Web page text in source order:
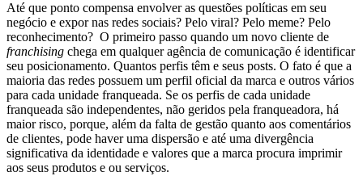
Até que ponto compensa envolver as questões políticas em seu
negócio e expor nas redes sociais? Pelo viral? Pelo meme? Pelo
reconhecimento? O primeiro passo quando um novo cliente de
franchising chega em qualquer agência de comunicação é identificar
seu posicionamento. Quantos perfis têm e seus posts. O fato é que a
maioria das redes possuem um perfil oficial da marca e outros vários
para cada unidade franqueada. Se os perfis de cada unidade
franqueada são independentes, não geridos pela franqueadora, há
maior risco, porque, além da falta de gestão quanto aos comentários
de clientes, pode haver uma dispersão e até uma divergência
significativa da identidade e valores que a marca procura imprimir
aos seus produtos e ou serviços.